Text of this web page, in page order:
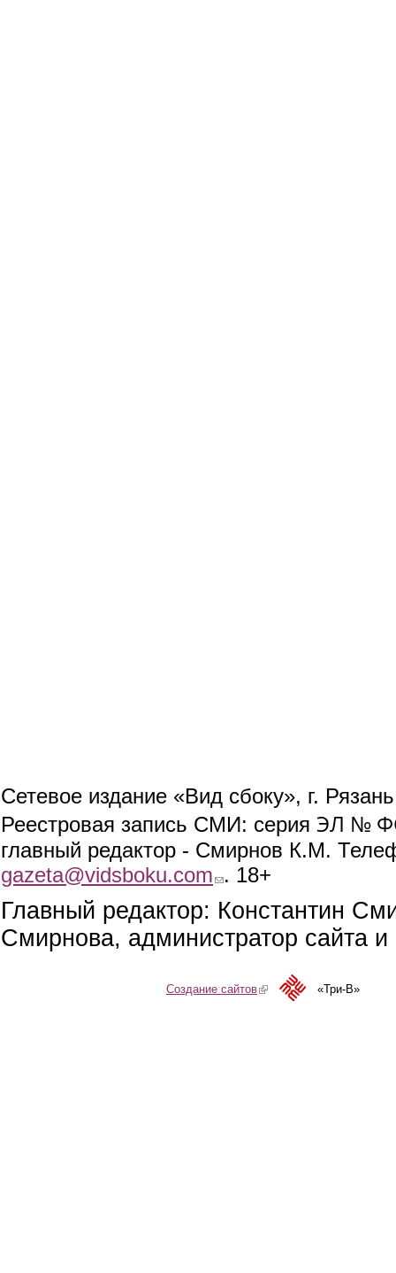
Сетевое издание «Вид сбоку», г.
Реестровая запись СМИ: серия ЭЛ №
главный редактор - Смирнов К.М.
gazeta@vidsboku.com (link sends e-mail)
. 18+
Главный редактор: Константин
Смирнова, администратор сайта
Создание сайтов(link is external)«Три-В»